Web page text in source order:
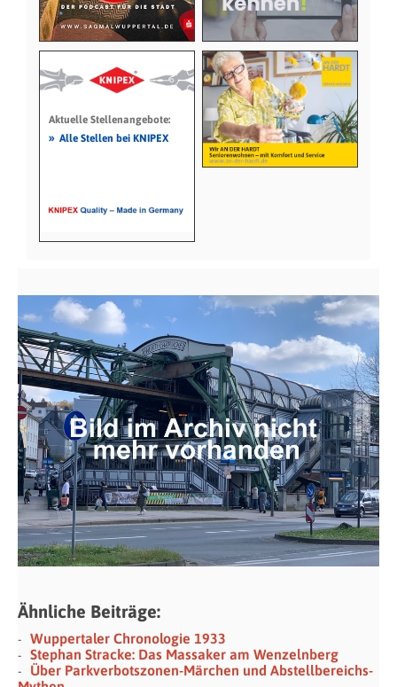
Aktuelle Stellenangebote:
» Alle Stellen bei KNIPEX
Ähnliche Beiträge:
Wuppertaler Chronologie 1933
Stephan Stracke: Das Massaker am Wenzelnberg
Über Parkverbotszonen-Märchen und Abstellbereichs-